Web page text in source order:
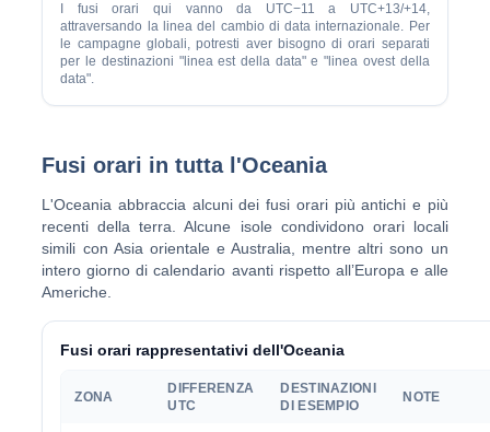
I fusi orari qui vanno da UTC−11 a UTC+13/+14,
attraversando la linea del cambio di data internazionale. Per
le campagne globali, potresti aver bisogno di orari separati
per le destinazioni "linea est della data" e "linea ovest della
data".
Fusi orari in tutta l'Oceania
L'Oceania abbraccia alcuni dei fusi orari più antichi e più
recenti della terra. Alcune isole condividono orari locali
simili con Asia orientale e Australia, mentre altri sono un
intero giorno di calendario avanti rispetto all’Europa e alle
Americhe.
Fusi orari rappresentativi dell'Oceania
ZONA
DIFFERENZA
UTC
DESTINAZIONI
DI ESEMPIO
NOTE